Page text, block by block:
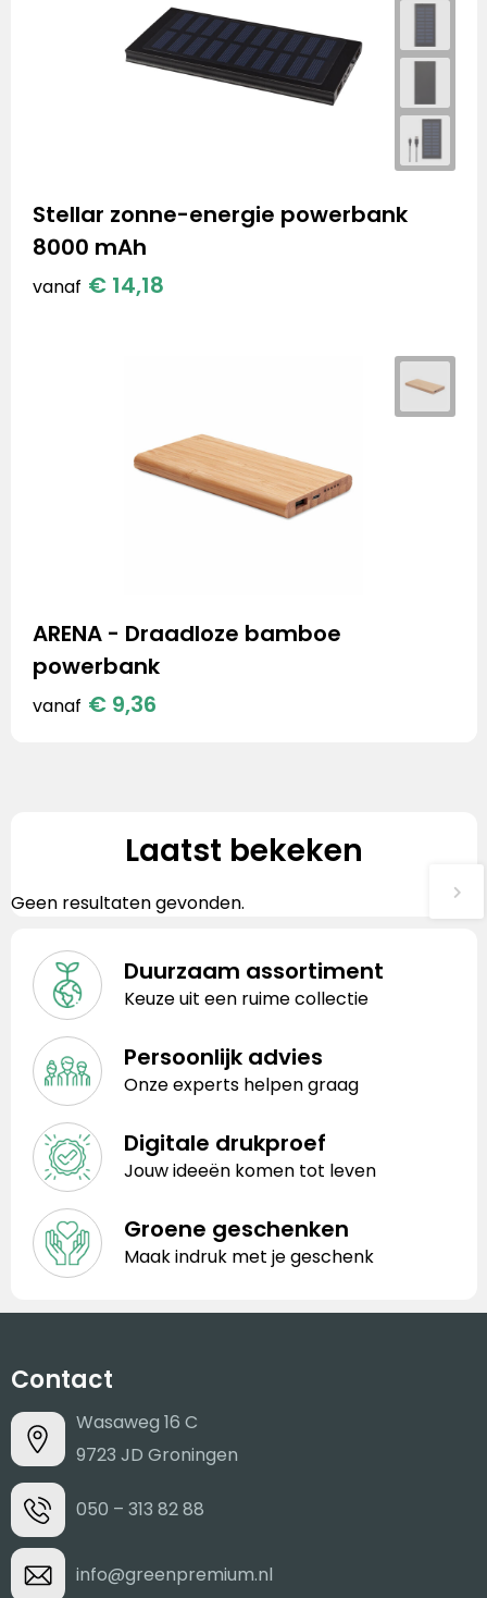
Stellar zonne-energie powerbank
8000 mAh
vanaf € 14,18
ARENA - Draadloze bamboe
powerbank
vanaf € 9,36
Laatst bekeken
Geen resultaten gevonden.
Duurzaam assortiment
Keuze uit een ruime collectie
Persoonlijk advies
Onze experts helpen graag
Digitale drukproef
Jouw ideeën komen tot leven
Groene geschenken
Maak indruk met je geschenk
Contact
Wasaweg 16 C
9723 JD Groningen
050 – 313 82 88
info@greenpremium.nl